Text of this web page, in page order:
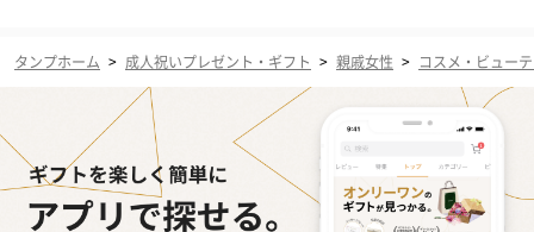
タンプホーム > 成人祝いプレゼント・ギフト > 親戚女性 > コスメ・ビュー